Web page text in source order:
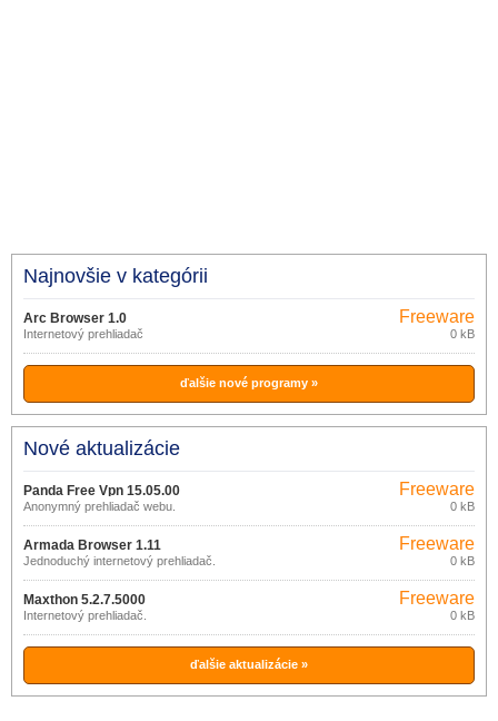
Najnovšie v kategórii
Arc Browser 1.0
Internetový prehliadač
Freeware
0 kB
ďalšie nové programy »
Nové aktualizácie
Panda Free Vpn 15.05.00
Anonymný prehliadač webu.
Freeware
0 kB
Armada Browser 1.11
Jednoduchý internetový prehliadač.
Freeware
0 kB
Maxthon 5.2.7.5000
Internetový prehliadač.
Freeware
0 kB
ďalšie aktualizácie »